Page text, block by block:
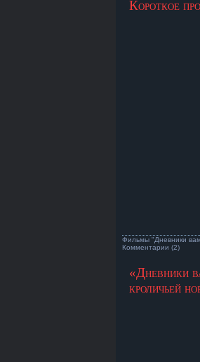
Короткое
Фильмы "Дневники
Комментарии (2)
«Дневники
кроличьей